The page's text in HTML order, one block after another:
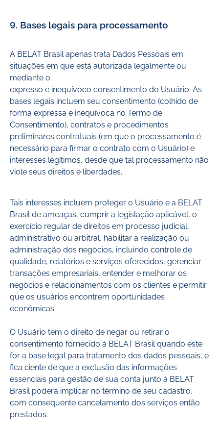
9. Bases legais para processamento
A BELAT Brasil apenas trata Dados Pessoais em
situações em que está autorizada legalmente ou
mediante o
expresso e inequívoco consentimento do Usuário. As
bases legais incluem seu consentimento (colhido de
forma expressa e inequívoca no Termo de
Consentimento), contratos e procedimentos
preliminares contratuais (em que o processamento é
necessário para firmar o contrato com o Usuário) e
interesses legítimos, desde que tal processamento não
viole seus direitos e liberdades.
Tais interesses incluem proteger o Usuário e a BELAT
Brasil de ameaças, cumprir a legislação aplicável, o
exercício regular de direitos em processo judicial,
administrativo ou arbitral, habilitar a realização ou
administração dos negócios, incluindo controle de
qualidade, relatórios e serviços oferecidos, gerenciar
transações empresariais, entender e melhorar os
negócios e relacionamentos com os clientes e permitir
que os usuários encontrem oportunidades
econômicas.
O Usuário tem o direito de negar ou retirar o
consentimento fornecido à BELAT Brasil quando este
for a base legal para tratamento dos dados pessoais, e
fica ciente de que a exclusão das informações
essenciais para gestão de sua conta junto à BELAT
Brasil poderá implicar no término de seu cadastro,
com consequente cancelamento dos serviços então
prestados.